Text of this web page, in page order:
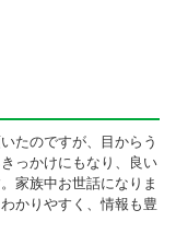
たのですが、目からう
っかけにもなり、良い
家族中お世話になりま
かりやすく、情報も豊